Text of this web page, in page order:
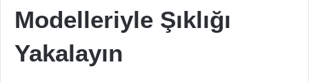
Modelleriyle Şıklığı
Yakalayın